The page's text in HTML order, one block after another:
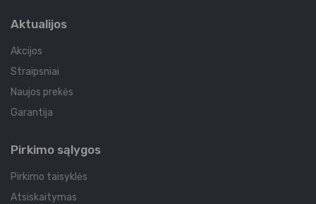
Aktualijos
Akcijos
Straipsniai
Naujos prekės
Garantija
Pirkimo sąlygos
Pirkimo taisyklės
Atsiskaitymas